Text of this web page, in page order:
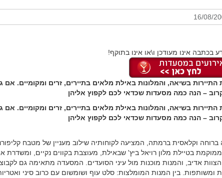
16/08/
בכתבה אינו מעודכן ו\או אינו בתוקף!
התיירות בשיאה, והמלונות באילת מלאים בתיירים, זרים ומקומיים.
– הנה כמה מסעדות שכדאי לכם לקפוץ אליהן
התיירות בשיאה, והמלונות באילת מלאים בתיירים, זרים ומקומיים.
– הנה כמה מסעדות שכדאי לכם לקפוץ אליהן
ברוחה וקלאסית ברמתה, המציעה לקוחותיה שילוב מעניין של מטבח
בטיילת מלון רויאל ביץ' שבאילת, מעוצבת בקווים נקיים, ומשדרת
אדיב, והמנות מוכנות מול עיני הסועדים. המסעדה מתאימה גם
ומשותפות. בין המנות המומלצות: סלט עוף ושומשום עם כרוב סיני